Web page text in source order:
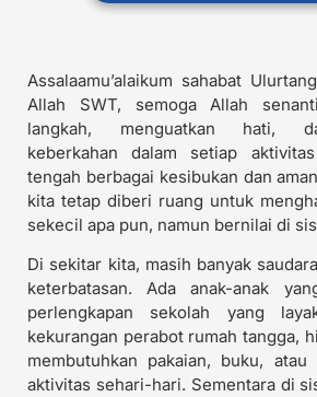
Assalaamu’alaikum sahabat
Allah SWT, semoga Allah
langkah, menguatkan hati,
keberkahan dalam setiap
tengah berbagai kesibukan dan
kita tetap diberi ruang untuk
sekecil apa pun, namun bernilai di
Di sekitar kita, masih banyak
keterbatasan. Ada anak-anak
perlengkapan sekolah yang
kekurangan perabot rumah tangga,
membutuhkan pakaian, buku, atau
aktivitas sehari-hari. Sementara di